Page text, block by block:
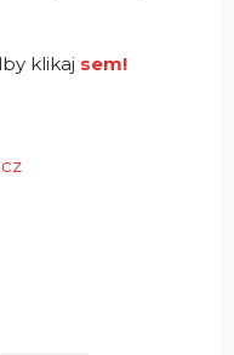
klikaj sem!